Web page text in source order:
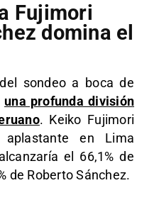
Fujimori
domina el
sondeo a boca de
una profunda división
. Keiko Fujimori
en Lima
el 66,1% de
de Roberto Sánchez.